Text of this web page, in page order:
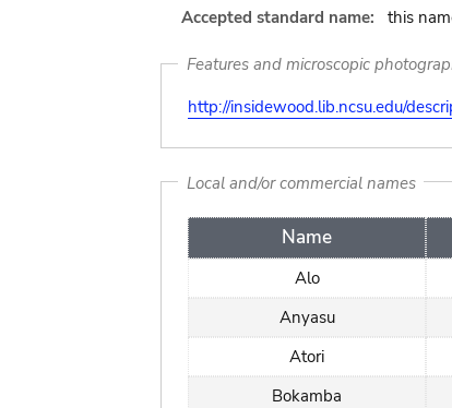
Accepted standard name:
this
Features and microscopic
http://insidewood.lib.ncsu.edu/
Local and/or commercial names
Name
Alo
Anyasu
Atori
Bokamba